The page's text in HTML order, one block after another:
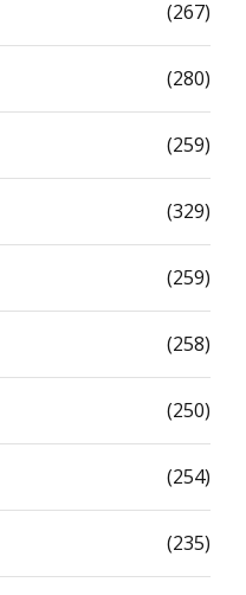
(267)
(280)
(259)
(329)
(259)
(258)
(250)
(254)
(235)